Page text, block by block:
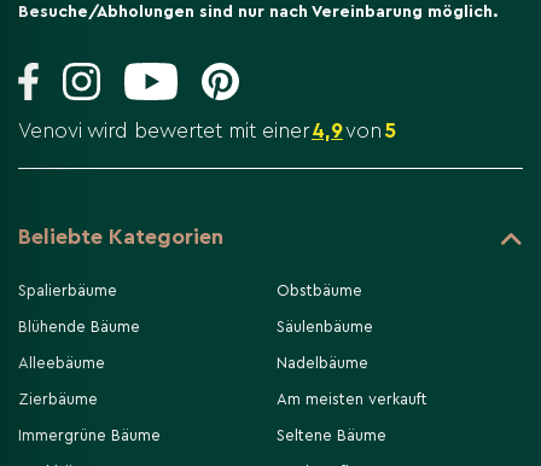
Besuche/Abholungen sind nur nach Vereinbarung möglich.
Venovi wird bewertet mit einer4,9von 5
Beliebte Kategorien
Spalierbäume
Blühende Bäume
Alleebäume
Zierbäume
Immergrüne Bäume
Obstbäume
Säulenbäume
Nadelbäume
Am meisten verkauft
Seltene Bäume